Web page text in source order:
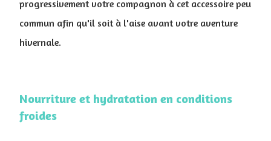
progressivement votre compagnon à cet accessoire peu
commun afin qu'il soit à l'aise avant votre aventure
hivernale.
Nourriture et hydratation en conditions
froides